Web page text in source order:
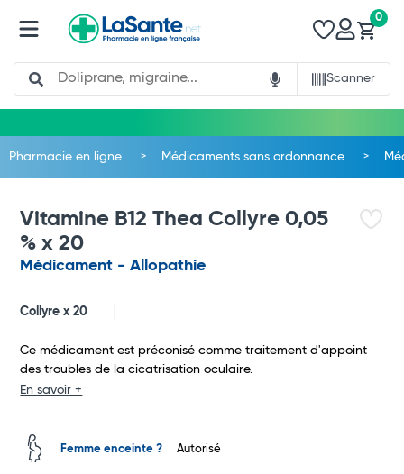
Search
Scanner
0
Pharmacie en ligne Médicaments sans ordonnance
Vitamine B12 Thea Collyre 0,05
% x 20
Médicament - Allopathie
Collyre x 20
Ce médicament est préconisé comme traitement d'appoint
des troubles de la cicatrisation oculaire.
En savoir +
Femme enceinte ? Autorisé